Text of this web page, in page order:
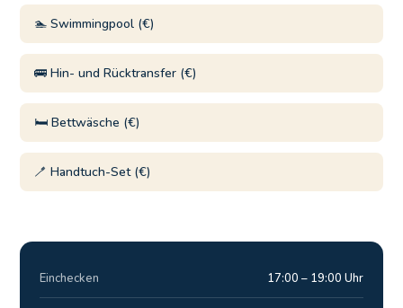
🏊 Swimmingpool (€)
🚌 Hin- und Rücktransfer (€)
🛏️ Bettwäsche (€)
🪥 Handtuch-Set (€)
Einchecken 17:00 – 19:00 Uhr